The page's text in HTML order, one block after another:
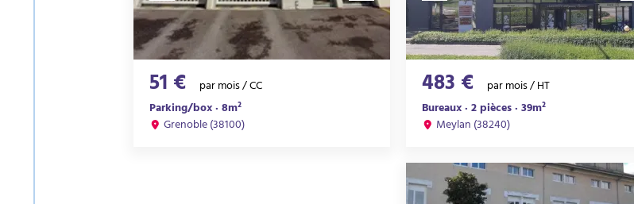
51 €
par mois / CC
Parking/box · 8m²
Grenoble (38100)
483 €
par mois / HT
Bureaux · 2 pièces · 39m²
Meylan (38240)